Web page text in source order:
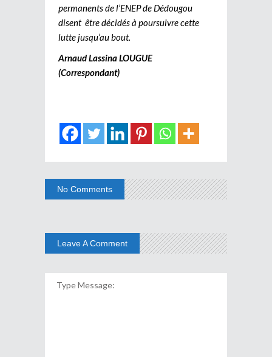
permanents de l’ENEP de Dédougou
disent être décidés à poursuivre cette
lutte jusqu’au bout.
Arnaud Lassina LOUGUE
(Correspondant)
No Comments
Leave A Comment